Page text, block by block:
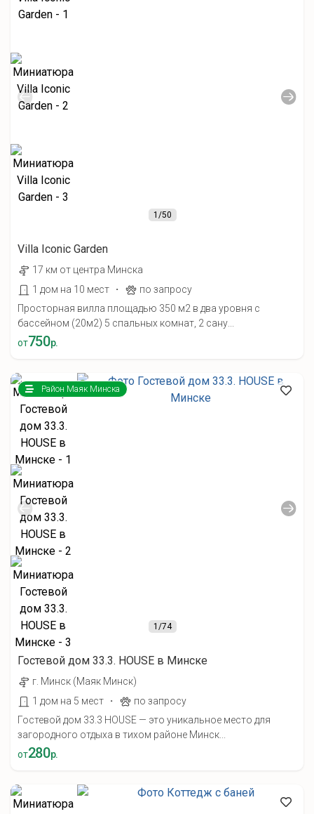
1/50
Villa Iconic Garden
17 км от центра Минска
1 дом на 10 мест
·
по запросу
Просторная вилла площадью 350 м2 в два уровня с
бассейном (20м2) 5 спальных комнат, 2 сану...
от750р.
1/74
Район Маяк Минска
Гостевой дом 33.3. HOUSE в Минске
г. Минск (Маяк Минск)
1 дом на 5 мест
·
по запросу
Гостевой дом 33.3 HOUSE — это уникальное место для
загородного отдыха в тихом районе Минск...
от280р.